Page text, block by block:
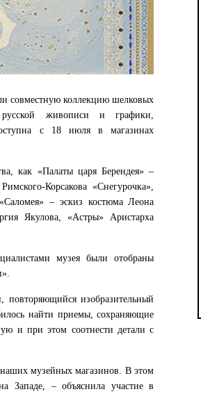
совместную коллекцию шелковых
живописи и графики,
с 18 июля в магазинах
как «Палаты царя Берендея» –
Корсакова «Снегурочка»,
– эскиз костюма Леона
Якулова, «Астры» Аристарха
музея были отобраны
повторяющийся изобразительный
найти приемы, сохраняющие
и при этом соотнести детали с
музейных магазинов. В этом
Западе, – объяснила участие в